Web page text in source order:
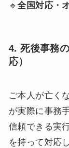
🔹全国対応・
4. 死後事務
応）
ご本人が亡く
が実際に事務
信頼できる実
を持って対応